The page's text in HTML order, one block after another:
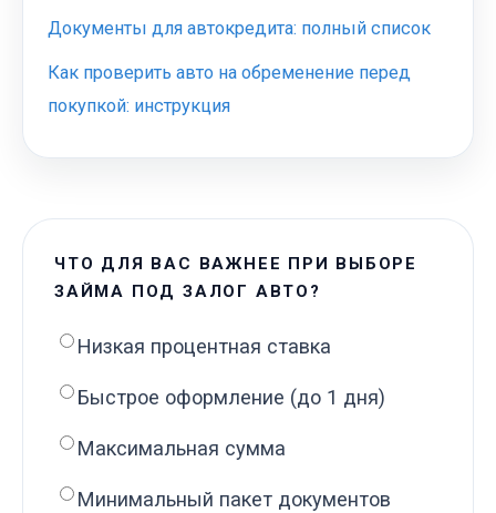
Документы для автокредита: полный список
Как проверить авто на обременение перед
покупкой: инструкция
ЧТО ДЛЯ ВАС ВАЖНЕЕ ПРИ ВЫБОРЕ
ЗАЙМА ПОД ЗАЛОГ АВТО?
Низкая процентная ставка
Быстрое оформление (до 1 дня)
Максимальная сумма
Минимальный пакет документов